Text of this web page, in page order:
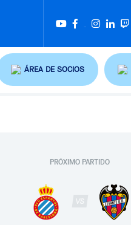
ÁREA DE SOCIOS
PRÓXIMO PARTIDO
VS